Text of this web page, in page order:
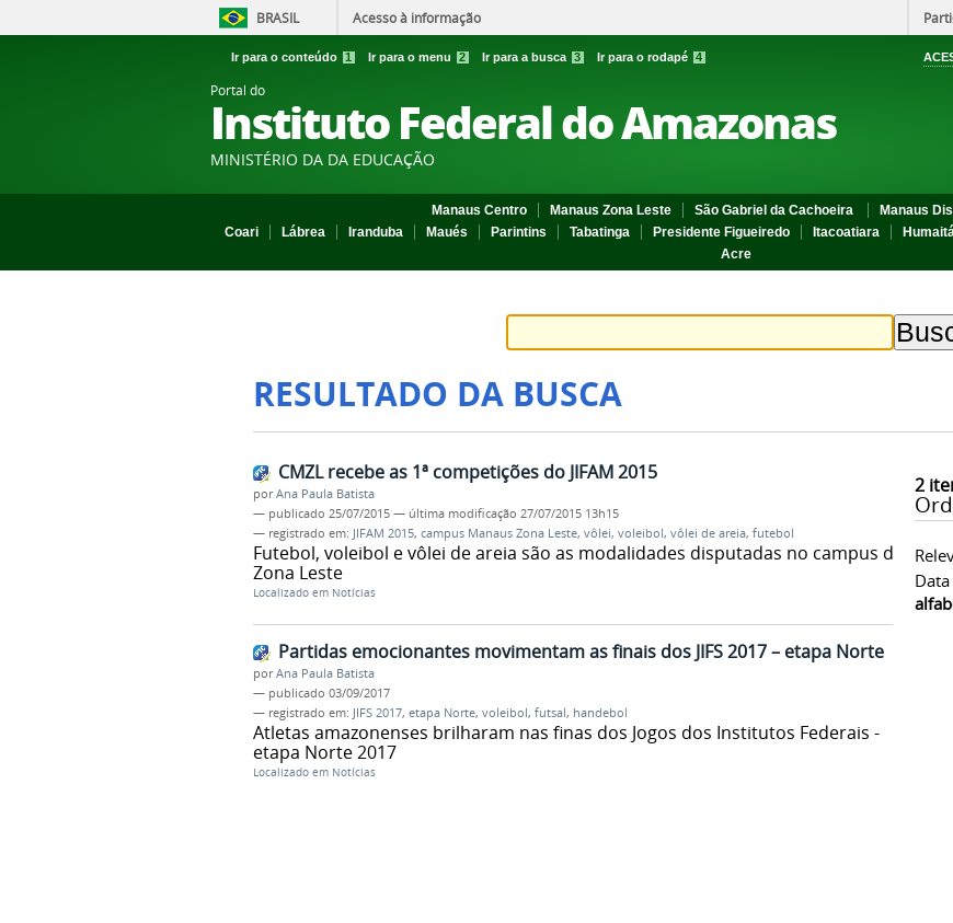
BRASIL Acesso à informação
Ir para o conteúdo 1 Ir para o menu 2 Ir para a busca 3 Ir para o rodapé 4
Portal do
Instituto Federal do Amazonas
MINISTÉRIO DA DA EDUCAÇÃO
Manaus Centro Manaus Zona Leste São Gabriel da Cachoeira
Manaus
Coari
Lábrea Iranduba Maués Parintins Tabatinga Presidente Figueiredo Itacoatiara
Acre
RESULTADO DA BUSCA
2
CMZL recebe as 1ª competições do JIFAM 2015
porAna Paula Batista
— publicado 25/07/2015 — última modificação 27/07/2015 13h15
— registrado em: JIFAM 2015, campus Manaus Zona Leste, vôlei, voleibol, vôlei de areia, futebol
Futebol, voleibol e vôlei de areia são as modalidades disputadas no campus da
Zona Leste
Localizado em Notícias
Partidas emocionantes movimentam as finais dos JIFS 2017 – etapa Norte
porAna Paula Batista
— publicado 03/09/2017
— registrado em: JIFS 2017, etapa Norte, voleibol, futsal, handebol
Atletas amazonenses brilharam nas finas dos Jogos dos Institutos Federais -
etapa Norte 2017
Localizado em Notícias